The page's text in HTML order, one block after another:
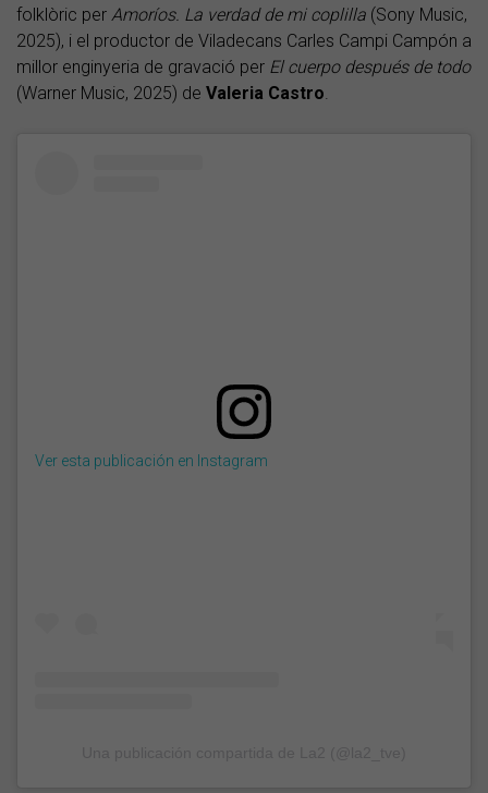
folklòric per Amoríos. La verdad de mi coplilla (Sony Music,
2025), i el productor de Viladecans Carles Campi Campón a
millor enginyeria de gravació per El cuerpo después de todo
(Warner Music, 2025) de Valeria Castro
Ver esta publicación en Instagram